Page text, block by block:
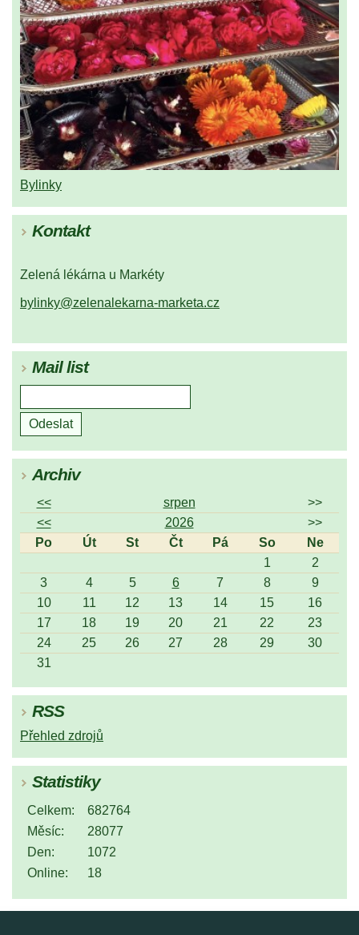
Bylinky
Kontakt
Zelená lékárna u Markéty
bylinky@zelenalekarna-marketa.cz
Mail list
Archiv
<< srpen
>>
<<
2026
>>
Po
Út St Čt Pá So
Ne
1
2
3
4 5 6 7 8
9
10
11 12 13 14 15
16
17
18 19 20 21 22
23
24
25 26 27 28 29
30
31
RSS
Přehled zdrojů
Statistiky
Online: 18
Celkem:
682764
Měsíc:
28077
Den:
1072